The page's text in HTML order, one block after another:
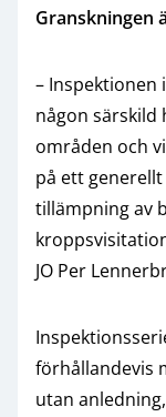
Granskningen
– Inspektionen
någon särskild
områden och
på ett
tillämpning av
JO Per
förhållandevis
utan